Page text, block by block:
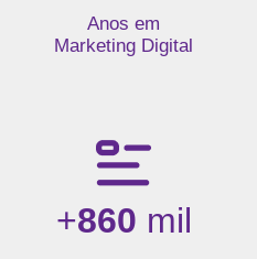
Anos em
Marketing Digital
+860 mil